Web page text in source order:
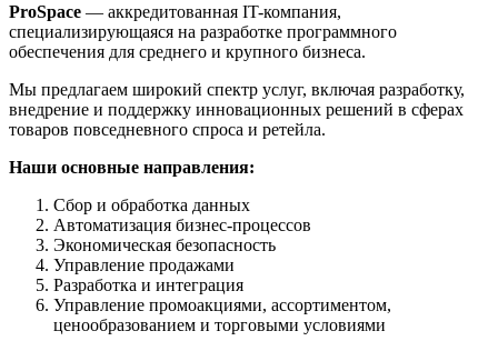
ProSpace — аккредитованная IT-компания,
специализирующаяся на разработке программного
обеспечения для среднего и крупного бизнеса.
Мы предлагаем широкий спектр услуг, включая разработку,
внедрение и поддержку инновационных решений в сферах
товаров повседневного спроса и ретейла.
Наши основные направления:
Сбор и обработка данных
Автоматизация бизнес-процессов
Экономическая безопасность
Управление продажами
Разработка и интеграция
Управление промоакциями, ассортиментом,
ценообразованием и торговыми условиями